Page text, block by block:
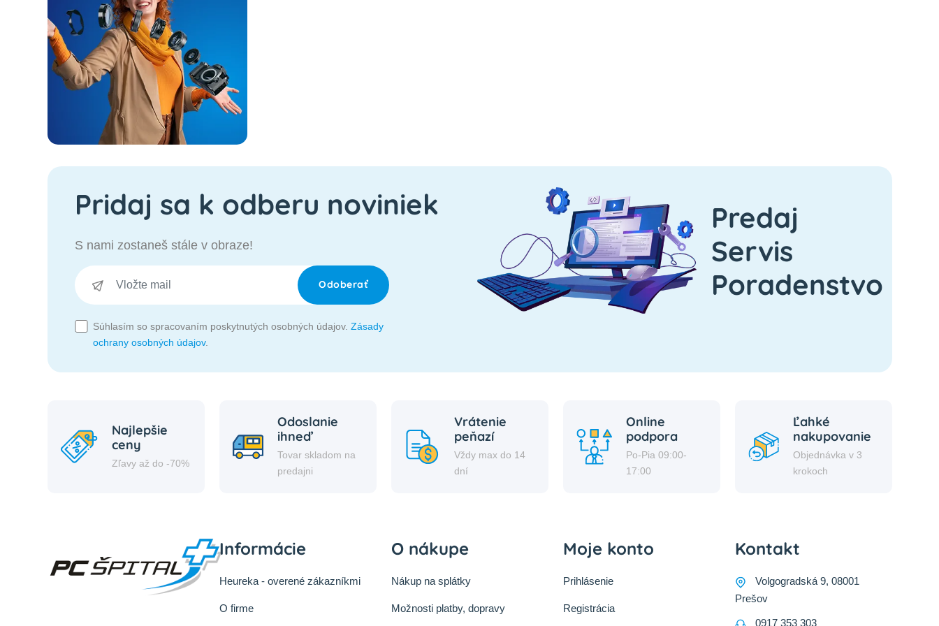
Pridaj sa k odberu noviniek
S nami zostaneš stále v obraze!
Odoberať
Súhlasím so spracovaním poskytnutých osobných údajov. Zásady
ochrany osobných údajov.
Predaj
Servis
Poradenstvo
Najlepšie
ceny
Zľavy až do -70%
Odoslanie
ihneď
Tovar skladom na
predajni
Vrátenie
peňazí
Vždy max do 14
dní
Online
podpora
Po-Pia 09:00-
17:00
Ľahké
nakupovanie
Objednávka v 3
krokoch
Informácie
Heureka - overené zákazníkmi
O firme
O nákupe
Nákup na splátky
Možnosti platby, dopravy
Moje konto
Prihlásenie
Registrácia
Kontakt
Volgogradská 9, 08001
Prešov
0917 353 303